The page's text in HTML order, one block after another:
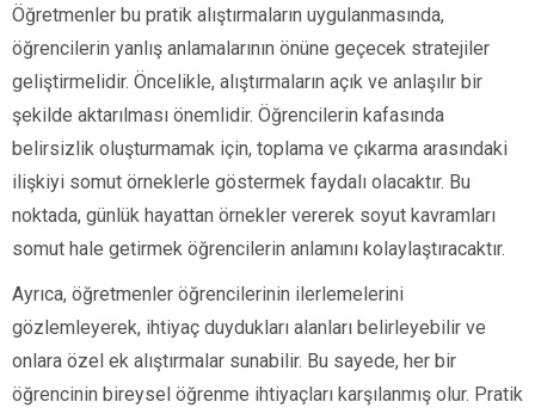
Öğretmenler bu pratik alıştırmaların uygulanmasında,
öğrencilerin yanlış anlamalarının önüne geçecek stratejiler
geliştirmelidir. Öncelikle, alıştırmaların açık ve anlaşılır bir
şekilde aktarılması önemlidir. Öğrencilerin kafasında
belirsizlik oluşturmamak için, toplama ve çıkarma arasındaki
ilişkiyi somut örneklerle göstermek faydalı olacaktır. Bu
noktada, günlük hayattan örnekler vererek soyut kavramları
somut hale getirmek öğrencilerin anlamını kolaylaştıracaktır.
Ayrıca, öğretmenler öğrencilerinin ilerlemelerini
gözlemleyerek, ihtiyaç duydukları alanları belirleyebilir ve
onlara özel ek alıştırmalar sunabilir. Bu sayede, her bir
öğrencinin bireysel öğrenme ihtiyaçları karşılanmış olur. Pratik